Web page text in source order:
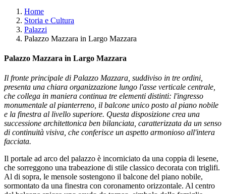
Home
Storia e Cultura
Palazzi
Palazzo Mazzara in Largo Mazzara
Palazzo Mazzara in Largo Mazzara
Il fronte principale di Palazzo Mazzara, suddiviso in tre ordini,
presenta una chiara organizzazione lungo l'asse verticale centrale,
che collega in maniera continua tre elementi distinti: l'ingresso
monumentale al pianterreno, il balcone unico posto al piano nobile
e la finestra al livello superiore. Questa disposizione crea una
successione architettonica ben bilanciata, caratterizzata da un senso
di continuità visiva, che conferisce un aspetto armonioso all'intera
facciata.
Il portale ad arco del palazzo è incorniciato da una coppia di lesene,
che sorreggono una trabeazione di stile classico decorata con triglifi.
Al di sopra, le mensole sostengono il balcone del piano nobile,
sormontato da una finestra con coronamento orizzontale. Al centro